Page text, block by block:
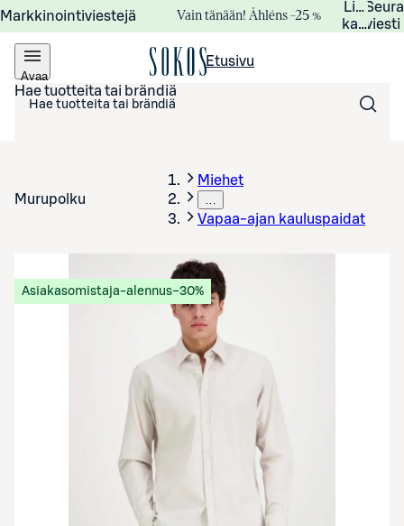
Markkinointiviestejä Vain tänään! Åhléns –25 %
viesti
Avaa
valikko
Etusivu
Hae tuotteita tai brändiä
Murupolku
Miehet
…
Vapaa-ajan kauluspaidat
Avaa tuotekuva suurennettuna
Asiakasomistaja-alennus−30%